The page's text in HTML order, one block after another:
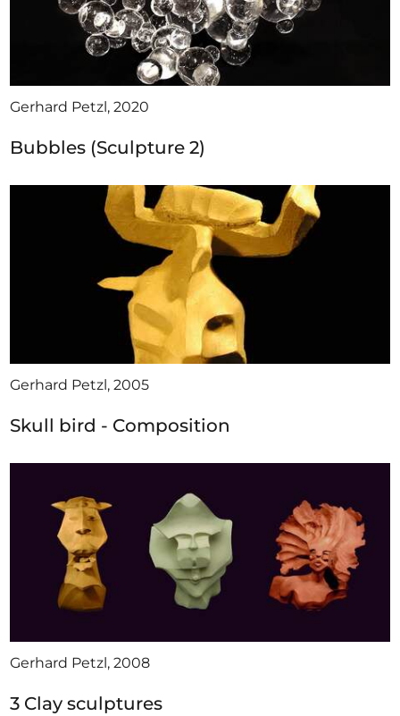
Gerhard Petzl, 2020
Bubbles (Sculpture 2)
Gerhard Petzl, 2005
Skull bird - Composition
Gerhard Petzl, 2008
3 Clay sculptures